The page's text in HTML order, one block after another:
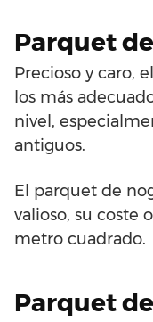
Parquet
Precioso y caro,
los más
nivel,
antiguos.
El parquet de
valioso, su coste
metro cuadrado.
Parquet